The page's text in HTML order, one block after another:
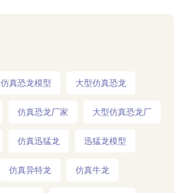
仿真恐龙模型 大型仿真恐龙
仿真恐龙厂家 大型仿真恐龙厂
仿真迅猛龙 迅猛龙模型
仿真异特龙 仿真牛龙